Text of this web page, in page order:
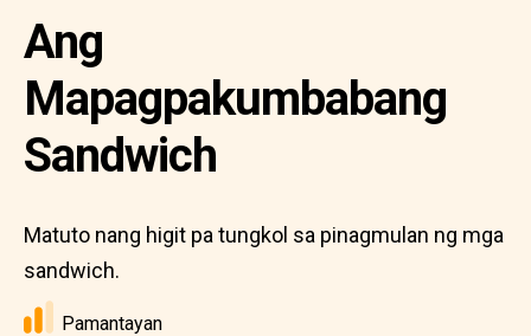
Ang
Mapagpakumbabang
Sandwich
Matuto nang higit pa tungkol sa pinagmulan ng mga
sandwich.
Pamantayan